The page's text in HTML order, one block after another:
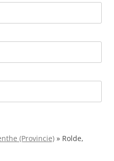
(Provincie) » Rolde,